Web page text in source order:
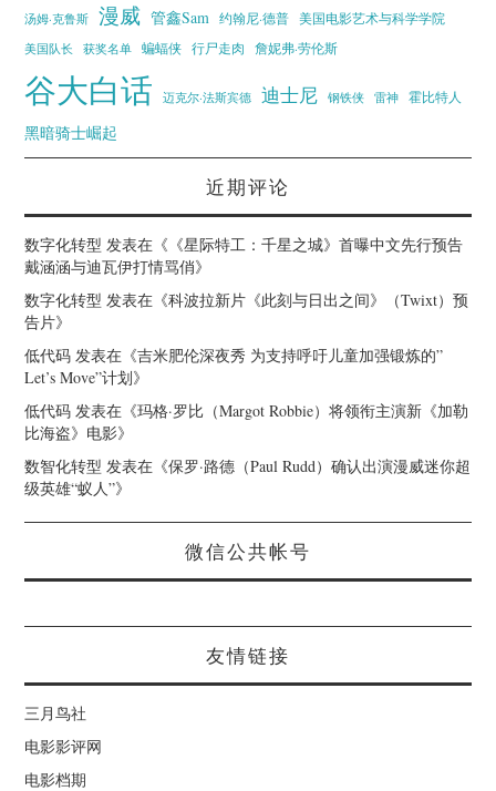
汤姆·克鲁斯 漫威 管鑫Sam 约翰尼·德普
美国电影艺术与科学学院
美国队长
获奖名单 蝙蝠侠 行尸走肉 詹妮弗·劳伦斯
谷大白话 迈克尔·法斯宾德 迪士尼 钢铁侠 雷神 霍比特人
黑暗骑士崛起
近期评论
数字化转型 发表在《 《星际特工：千星之城》首曝中文先行预告
戴涵涵与迪瓦伊打情骂俏》
数字化转型 发表在《科波拉新片《此刻与日出之间》（Twixt）预
告片》
低代码 发表在《吉米肥伦深夜秀 为支持呼吁儿童加强锻炼的”
Let’s Move”计划》
低代码 发表在《玛格·罗比（Margot Robbie）将领衔主演新《加勒
比海盗》电影》
数智化转型 发表在《保罗·路德（Paul Rudd）确认出演漫威迷你超
级英雄“蚁人”》
微信公共帐号
友情链接
三月鸟社
电影影评网
电影档期